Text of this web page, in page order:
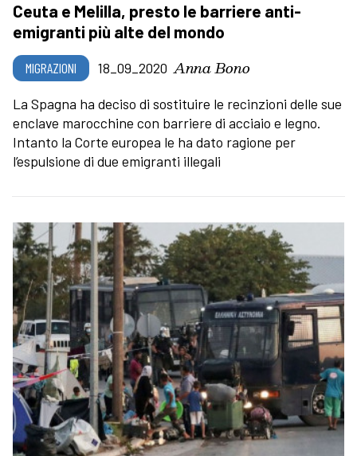
Ceuta e Melilla, presto le barriere anti-
emigranti più alte del mondo
MIGRAZIONI 18_09_2020 Anna Bono
La Spagna ha deciso di sostituire le recinzioni delle sue
enclave marocchine con barriere di acciaio e legno.
Intanto la Corte europea le ha dato ragione per
l’espulsione di due emigranti illegali